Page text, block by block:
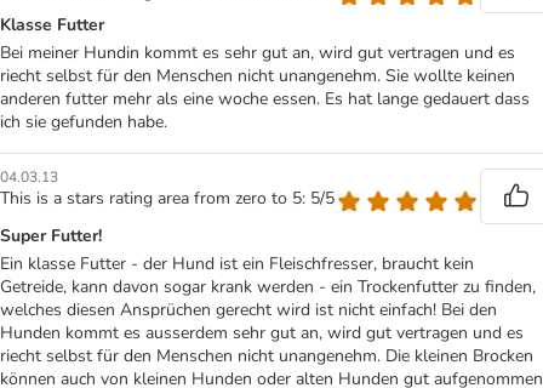
Klasse Futter
Bei meiner Hundin kommt es sehr gut an, wird gut vertragen und es
riecht selbst für den Menschen nicht unangenehm. Sie wollte keinen
anderen futter mehr als eine woche essen. Es hat lange gedauert dass
ich sie gefunden habe.
04.03.13
This is a stars rating area from zero to 5: 5/5
Super Futter!
Ein klasse Futter - der Hund ist ein Fleischfresser, braucht kein
Getreide, kann davon sogar krank werden - ein Trockenfutter zu finden,
welches diesen Ansprüchen gerecht wird ist nicht einfach! Bei den
Hunden kommt es ausserdem sehr gut an, wird gut vertragen und es
riecht selbst für den Menschen nicht unangenehm. Die kleinen Brocken
können auch von kleinen Hunden oder alten Hunden gut aufgenommen